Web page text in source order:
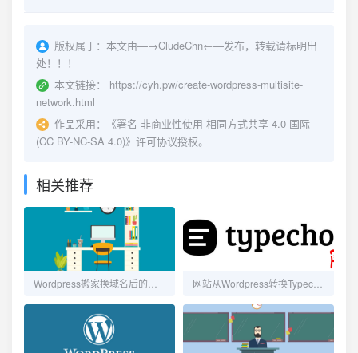
版权属于： 本文由—→CludeChn←—发布，转载请标明出
处！！！
本文链接：
https://cyh.pw/create-wordpress-multisite-
network.html
作品采用：
《署名-非商业性使用-相同方式共享 4.0 国际
(CC BY-NC-SA 4.0)》许可协议授权。
相关推荐